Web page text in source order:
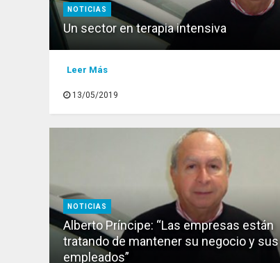
NOTICIAS
Un sector en terapia intensiva
Leer Más
13/05/2019
NOTICIAS
Alberto Príncipe: “Las empresas están
tratando de mantener su negocio y sus
empleados”